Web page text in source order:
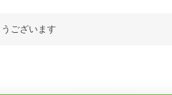
ございます